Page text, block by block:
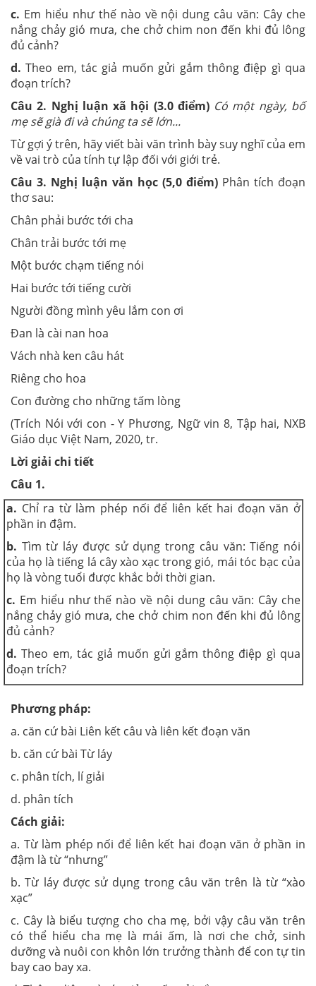
c. Em hiểu như thế nào về nội dung câu văn: Cây che
nắng chảy gió mưa, che chở chim non đến khi đủ lông
đủ cảnh?
d. Theo em, tác giả muốn gửi gắm thông điệp gì qua
đoạn trích?
Câu 2. Nghị luận xã hội (3.0 điểm) Có một ngày, bố
mẹ sẽ già đi và chúng ta sẽ lớn...
Từ gợi ý trên, hãy viết bài văn trình bày suy nghĩ của em
về vai trò của tính tự lập đối với giới trẻ.
Câu 3. Nghị luận văn học (5,0 điểm) Phân tích đoạn
thơ sau:
Chân phải bước tới cha
Chân trải bước tới mẹ
Một bước chạm tiếng nói
Hai bước tới tiếng cười
Người đồng mình yêu lắm con ơi
Đan là cài nan hoa
Vách nhà ken câu hát
Riêng cho hoa
Con đường cho những tấm lòng
(Trích Nói với con - Y Phương, Ngữ vin 8, Tập hai, NXB
Giáo dục Việt Nam, 2020, tr.
Lời giải chi tiết
Câu 1.
a. Chỉ ra từ làm phép nối để liên kết hai đoạn văn ở
phần in đậm.
b. Tìm từ láy được sử dụng trong câu văn: Tiếng nói
của họ là tiếng lá cây xào xạc trong gió, mái tóc bạc của
họ là vòng tuổi được khắc bởi thời gian.
c. Em hiểu như thế nào về nội dung câu văn: Cây che
nắng chảy gió mưa, che chở chim non đến khi đủ lông
đủ cảnh?
d. Theo em, tác giả muốn gửi gắm thông điệp gì qua
đoạn trích?
Phương pháp:
a. căn cứ bài Liên kết câu và liên kết đoạn văn
b. căn cứ bài Từ láy
c. phân tích, lí giải
d. phân tích
Cách giải:
a. Từ làm phép nối để liên kết hai đoạn văn ở phần in
đậm là từ “nhưng”
b. Từ láy được sử dụng trong câu văn trên là từ “xào
xạc”
c. Cây là biểu tượng cho cha mẹ, bởi vậy câu văn trên
có thể hiểu cha mẹ là mái ấm, là nơi che chở, sinh
dưỡng và nuôi con khôn lớn trưởng thành để con tự tin
bay cao bay xa.